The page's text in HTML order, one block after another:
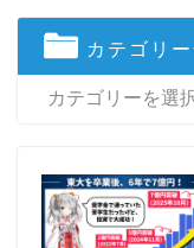
カテゴリ